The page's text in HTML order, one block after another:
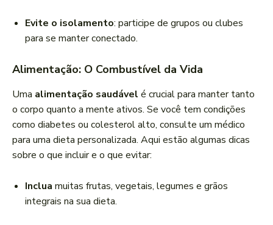
Evite o isolamento: participe de grupos ou clubes
para se manter conectado.
Alimentação: O Combustível da Vida
Uma alimentação saudável é crucial para manter tanto
o corpo quanto a mente ativos. Se você tem condições
como diabetes ou colesterol alto, consulte um médico
para uma dieta personalizada. Aqui estão algumas dicas
sobre o que incluir e o que evitar:
Inclua muitas frutas, vegetais, legumes e grãos
integrais na sua dieta.